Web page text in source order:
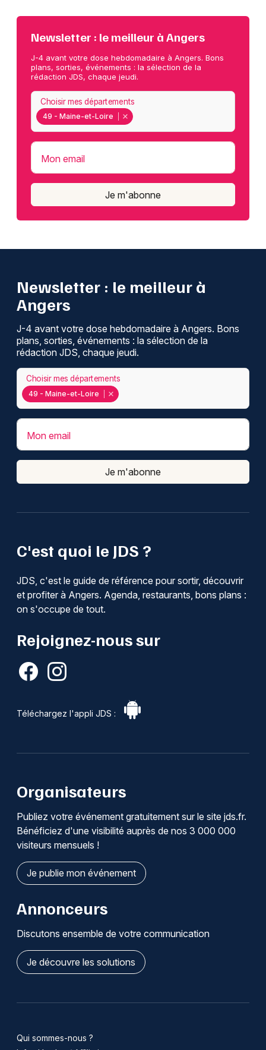
Newsletter : le meilleur à Angers
J-4 avant votre dose hebdomadaire à Angers. Bons
plans, sorties, événements : la sélection de la
rédaction JDS, chaque jeudi.
49 - Maine-et-Loire
Choisir mes départements
Mon email
Je m'abonne
C'est quoi le JDS ?
JDS, c'est le guide de référence pour sortir, découvrir
et profiter à Angers. Agenda, restaurants, bons plans :
on s'occupe de tout.
Rejoignez-nous sur
Téléchargez l'appli JDS :
Newsletter : le meilleur à
Angers
J-4 avant votre dose hebdomadaire à Angers. Bons
plans, sorties, événements : la sélection de la
rédaction JDS, chaque jeudi.
49 - Maine-et-Loire
Choisir mes départements
Mon email
Je m'abonne
Organisateurs
Publiez votre événement gratuitement sur le site jds.fr.
Bénéficiez d'une visibilité auprès de nos 3 000 000
visiteurs mensuels !
Je publie mon événement
Annonceurs
Discutons ensemble de votre communication
Je découvre les solutions
Qui sommes-nous ?